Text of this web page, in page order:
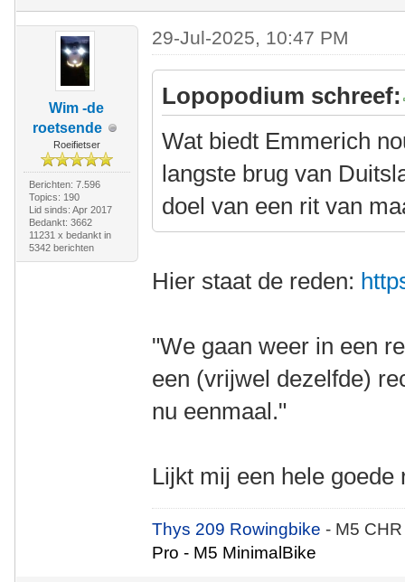
Wim -de
roetsende
Roeifietser
Berichten: 7.596
Topics: 190
Lid sinds: Apr 2017
Bedankt: 3662
11231 x bedankt in
5342 berichten
29-Jul-2025, 10:47 PM
Lopopodium schreef:
Wat biedt Emmerich
langste brug van
doel van een rit van
Hier staat de reden:
"We gaan weer in een
een (vrijwel dezelfde)
nu eenmaal."
Lijkt mij een hele
Thys 209 Rowingbike- M5
Pro - M5 MinimalBike